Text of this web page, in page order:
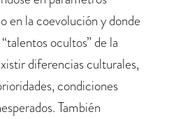
en la coevolución y donde
ocultos” de la
diferencias culturales,
condiciones
También